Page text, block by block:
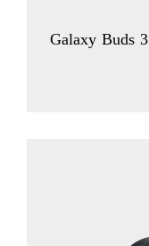
هدفون بی سیم سامسونگ مدل Galaxy Buds 3